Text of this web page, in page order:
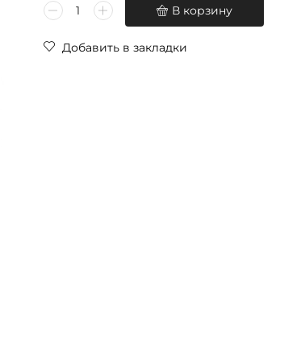
В корзину
Добавить в закладки